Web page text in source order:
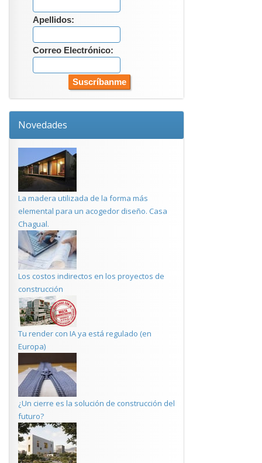
Apellidos:
Correo Electrónico:
Novedades
La madera utilizada de la forma más
elemental para un acogedor diseño. Casa
Chagual.
Los costos indirectos en los proyectos de
construcción
Tu render con IA ya está regulado (en
Europa)
¿Un cierre es la solución de construcción del
futuro?